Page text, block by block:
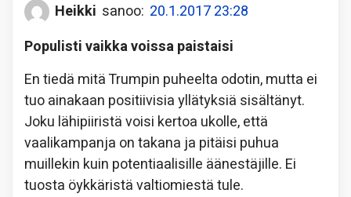
Heikki sanoo: 20.1.2017 23:28
Populisti vaikka voissa paistaisi
En tiedä mitä Trumpin puheelta odotin, mutta ei
tuo ainakaan positiivisia yllätyksiä sisältänyt.
Joku lähipiiristä voisi kertoa ukolle, että
vaalikampanja on takana ja pitäisi puhua
muillekin kuin potentiaalisille äänestäjille. Ei
tuosta öykkäristä valtiomiestä tule.